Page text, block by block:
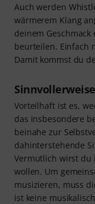
Auch werden
wärmerem Klang
deinem
beurteilen. Einfach
Damit kommst du
Vorteilhaft ist es,
das insbesondere
beinahe zur
dahinterstehende
Vermutlich wirst du
wollen. Um
musizieren, muss
ist keine